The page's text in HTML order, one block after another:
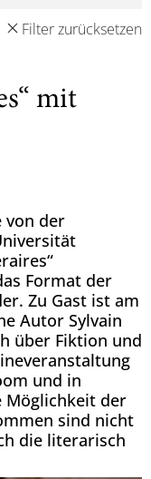
Filter zurücksetzen
mit
von der
Format der
Zu Gast ist am
Autor Sylvain
über Fiktion und
und in
Möglichkeit der
sind nicht
die literarisch